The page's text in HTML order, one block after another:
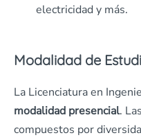
electricidad y más.
Modalidad de
La Licenciatura en
modalidad presencial.
compuestos por